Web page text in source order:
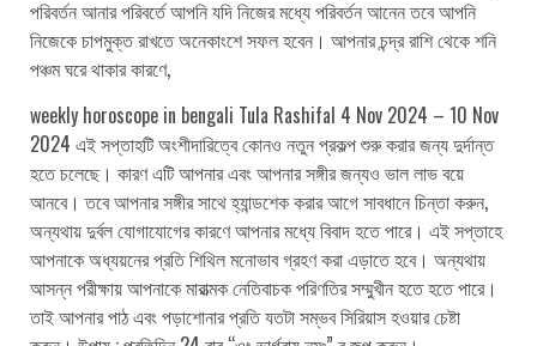
পরিবর্তন আনার পরিবর্তে আপনি যদি নিজের মধ্যে পরিবর্তন আনেন তবে আপনি
নিজেকে চাপমুক্ত রাখতে অনেকাংশে সফল হবেন। আপনার চন্দ্র রাশি থেকে শনি
পঞ্চম ঘরে থাকার কারণে,
weekly horoscope in bengali Tula Rashifal 4 Nov 2024 – 10 Nov
2024 এই সপ্তাহটি অংশীদারিত্বে কোনও নতুন প্রকল্প শুরু করার জন্য দুর্দান্ত
হতে চলেছে। কারণ এটি আপনার এবং আপনার সঙ্গীর জন্যও ভাল লাভ বয়ে
আনবে। তবে আপনার সঙ্গীর সাথে হ্যান্ডশেক করার আগে সাবধানে চিন্তা করুন,
অন্যথায় দুর্বল যোগাযোগের কারণে আপনার মধ্যে বিবাদ হতে পারে। এই সপ্তাহে
আপনাকে অধ্যয়নের প্রতি শিথিল মনোভাব গ্রহণ করা এড়াতে হবে। অন্যথায়
আসন্ন পরীক্ষায় আপনাকে মারাত্মক নেতিবাচক পরিণতির সম্মুখীন হতে হতে পারে।
তাই আপনার পাঠ এবং পড়াশোনার প্রতি যতটা সম্ভব সিরিয়াস হওয়ার চেষ্টা